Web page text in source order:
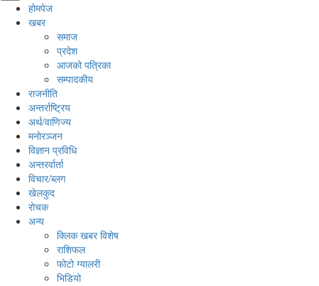
होमपेज
खबर
समाज
प्रदेश
आजको पत्रिका
सम्पादकीय
राजनीति
अन्तर्राष्ट्रिय
अर्थ/वाणिज्य
मनाेरञ्जन
विज्ञान प्रविधि
अन्तरर्वार्ता
विचार/ब्लग
खेलकुद
रोचक
अन्य
क्लिक खबर विशेष
राशिफल
फोटो ग्यालरी
भिडियो